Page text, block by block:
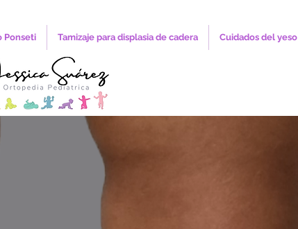
Ponseti Tamizaje para displasia de cadera Cuidados del yeso